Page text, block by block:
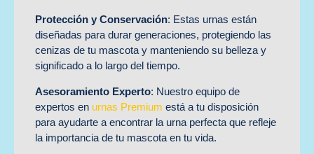
Protección y Conservación: Estas urnas están
diseñadas para durar generaciones, protegiendo las
cenizas de tu mascota y manteniendo su belleza y
significado a lo largo del tiempo.
Asesoramiento Experto: Nuestro equipo de
expertos en urnas Premium está a tu disposición
para ayudarte a encontrar la urna perfecta que refleje
la importancia de tu mascota en tu vida.